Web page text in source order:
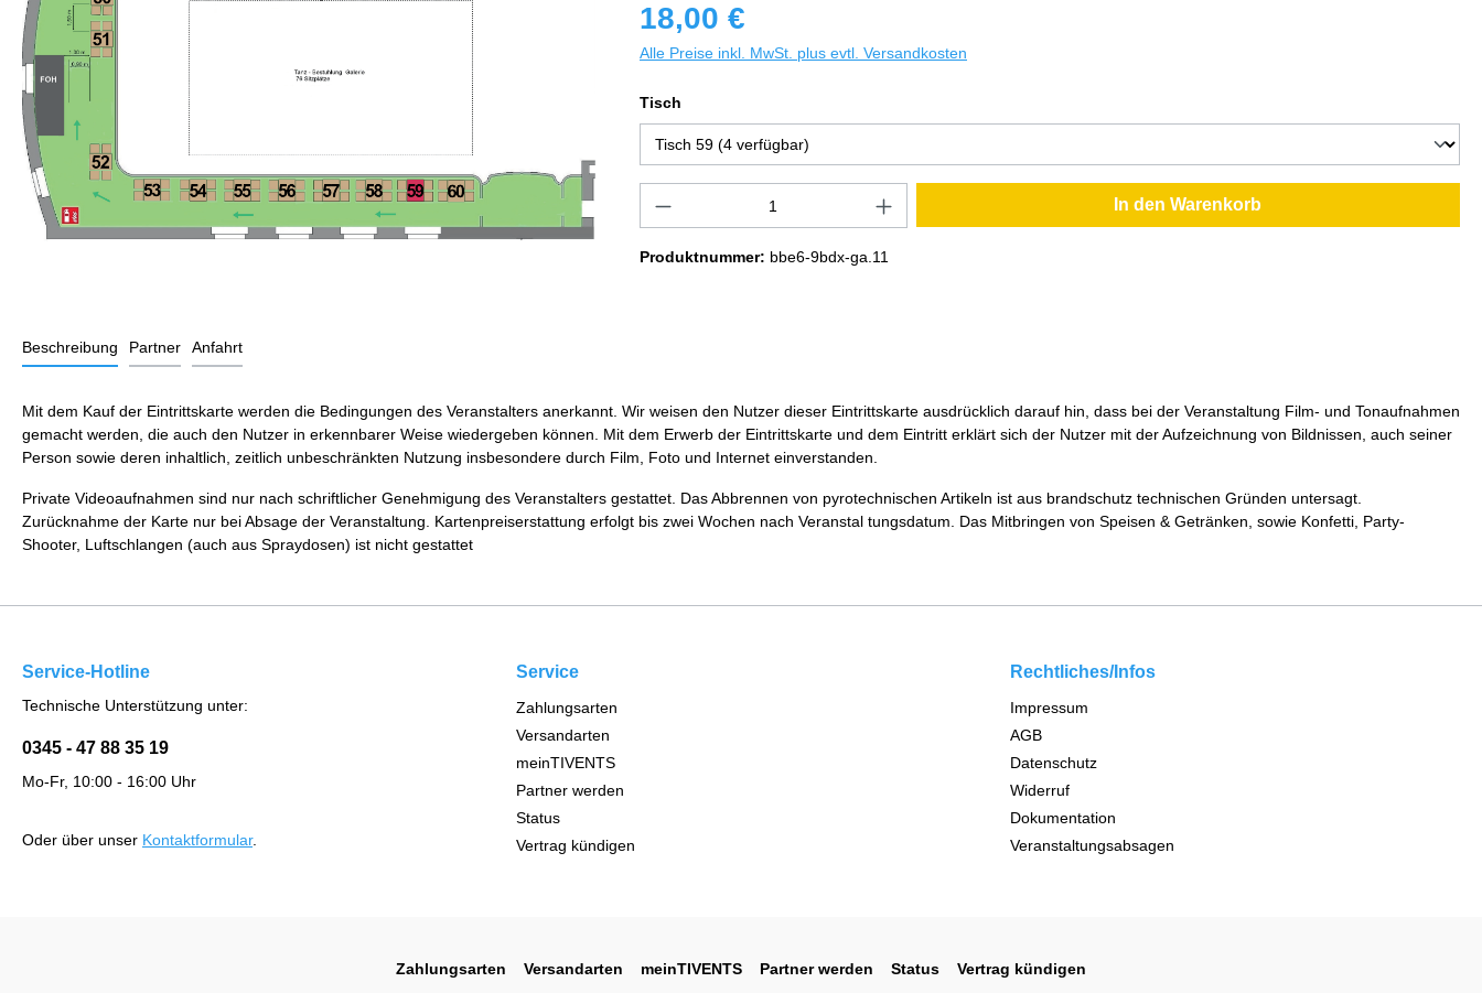
18,00 €
Alle Preise inkl. MwSt. plus evtl. Versandkosten
Tisch
In den Warenkorb
Produktnummer: bbe6-9bdx-ga.11
Beschreibung Partner Anfahrt
Mit dem Kauf der Eintrittskarte werden die Bedingungen des Veranstalters anerkannt. Wir weisen den Nutzer dieser Eintrittskarte ausdrücklich darauf hin, dass bei der Veranstaltung Film- und Tonaufnahmen
gemacht werden, die auch den Nutzer in erkennbarer Weise wiedergeben können. Mit dem Erwerb der Eintrittskarte und dem Eintritt erklärt sich der Nutzer mit der Aufzeichnung von Bildnissen, auch seiner
Person sowie deren inhaltlich, zeitlich unbeschränkten Nutzung insbesondere durch Film, Foto und Internet einverstanden.
Private Videoaufnahmen sind nur nach schriftlicher Genehmigung des Veranstalters gestattet. Das Abbrennen von pyrotechnischen Artikeln ist aus brandschutz technischen Gründen untersagt.
Zurücknahme der Karte nur bei Absage der Veranstaltung. Kartenpreiserstattung erfolgt bis zwei Wochen nach Veranstal tungsdatum. Das Mitbringen von Speisen & Getränken, sowie Konfetti, Party-
Shooter, Luftschlangen (auch aus Spraydosen) ist nicht gestattet
Service-Hotline
Technische Unterstützung unter:
0345 - 47 88 35 19
Mo-Fr, 10:00 - 16:00 Uhr
Oder über unser Kontaktformular.
Service
Zahlungsarten
Versandarten
meinTIVENTS
Partner werden
Status
Vertrag kündigen
Rechtliches/Infos
Impressum
AGB
Datenschutz
Widerruf
Dokumentation
Veranstaltungsabsagen
Zahlungsarten Versandarten meinTIVENTS Partner werden Status Vertrag kündigen